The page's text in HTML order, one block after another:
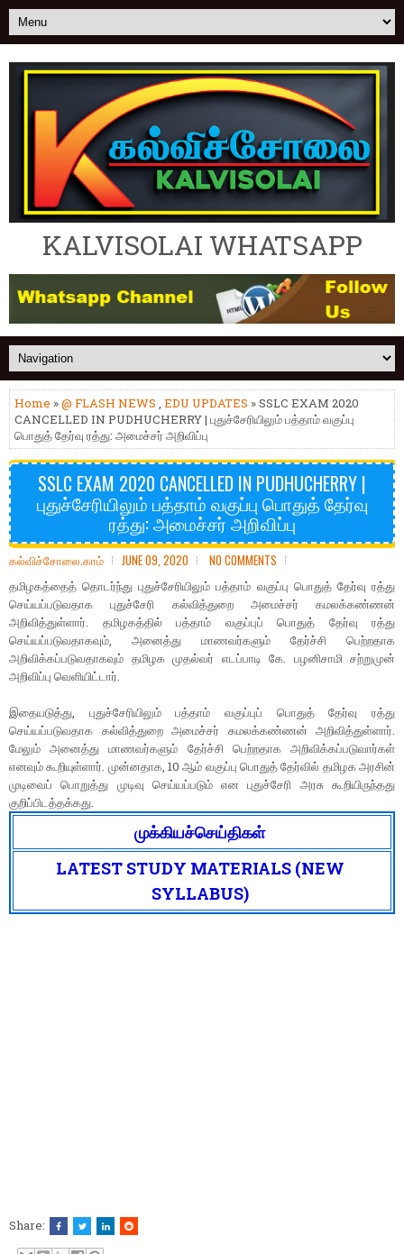
KALVISOLAI WHATSAPP
Home »@ FLASH NEWS , EDU UPDATES » SSLC EXAM 2020
CANCELLED IN PUDHUCHERRY | புதுச்சேரியிலும் பத்தாம் வகுப்பு
பொதுத் தேர்வு ரத்து: அமைச்சர் அறிவிப்பு
SSLC EXAM 2020 CANCELLED IN PUDHUCHERRY |
புதுச்சேரியிலும் பத்தாம் வகுப்பு பொதுத் தேர்வு
ரத்து: அமைச்சர் அறிவிப்பு
கல்விச்சோலை.காம் JUNE 09, 2020 NO COMMENTS
தமிழகத்தைத் தொடர்ந்து புதுச்சேரியிலும் பத்தாம் வகுப்பு பொதுத் தேர்வு ரத்து
செய்யப்படுவதாக புதுச்சேரி கல்வித்துறை அமைச்சர் கமலக்கண்ணன்
அறிவித்துள்ளார். தமிழகத்தில் பத்தாம் வகுப்புப் பொதுத் தேர்வு ரத்து
செய்யப்படுவதாகவும், அனைத்து மாணவர்களும் தேர்ச்சி பெற்றதாக
அறிவிக்கப்படுவதாகவும் தமிழக முதல்வர் எடப்பாடி கே. பழனிசாமி சற்றுமுன்
அறிவிப்பு வெளியிட்டார்.
இதையடுத்து, புதுச்சேரியிலும் பத்தாம் வகுப்புப் பொதுத் தேர்வு ரத்து
செய்யப்படுவதாக கல்வித்துறை அமைச்சர் கமலக்கண்ணன் அறிவித்துள்ளார்.
மேலும் அனைத்து மாணவர்களும் தேர்ச்சி பெற்றதாக அறிவிக்கப்படுவார்கள்
எனவும் கூறியுள்ளார். முன்னதாக, 10 ஆம் வகுப்பு பொதுத் தேர்வில் தமிழக அரசின்
முடிவைப் பொறுத்து முடிவு செய்யப்படும் என புதுச்சேரி அரசு கூறியிருந்தது
குறிப்பிடத்தக்கது.
முக்கியச்செய்திகள்
LATEST STUDY MATERIALS (NEW
SYLLABUS)
Share: